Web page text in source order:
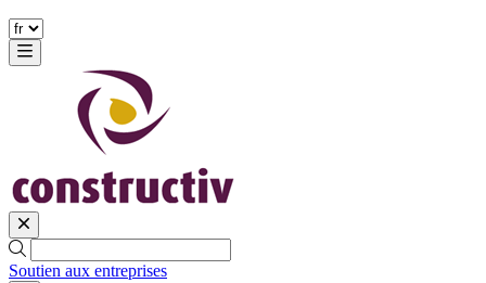
Soutien aux entreprises